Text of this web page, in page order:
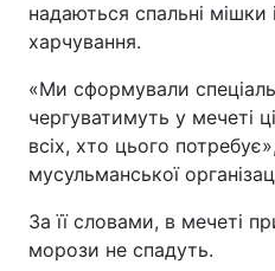
надаються спальні мішки
харчування.
«Ми сформували
чергуватимуть у мечеті
всіх, хто цього
мусульманської
За її словами, в мечеті
морози не спадуть.